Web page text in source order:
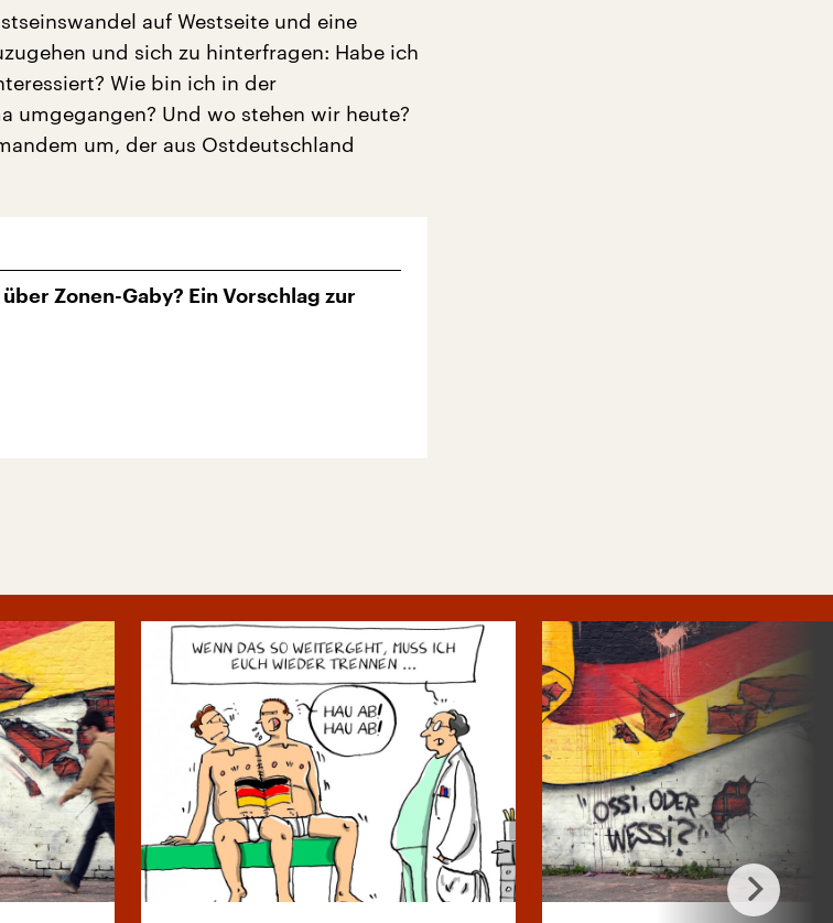
auf Westseite und eine
und sich zu hinterfragen: Habe ich
Wie bin ich in der
umgegangen? Und wo stehen wir heute?
um, der aus Ostdeutschland
Zonen-Gaby? Ein Vorschlag zur